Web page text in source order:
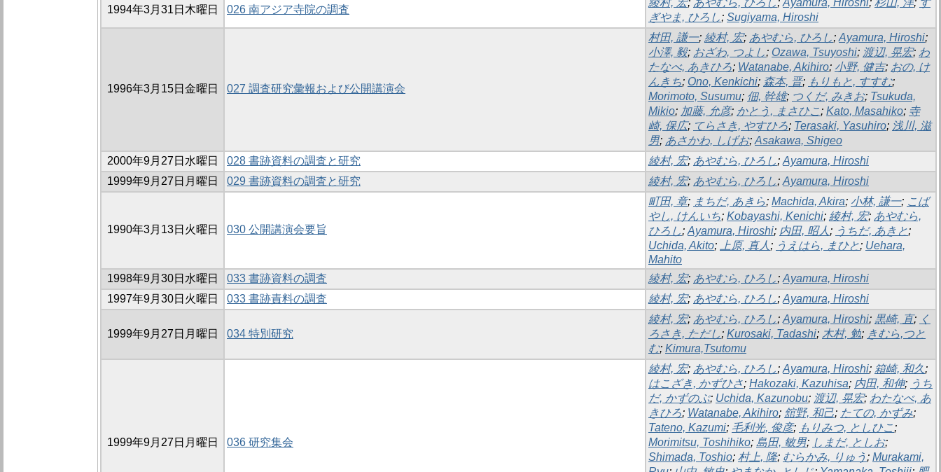
1994年3月31日木曜日 026 南アジア寺院の調査
綾村, 宏; あやむら, ひろし; Ayamura, Hiroshi; 杉山, 洋; す
ぎやま, ひろし; Sugiyama, Hiroshi
1996年3月15日金曜日 027 調査研究彙報および公開講演会
村田, 謙一; 綾村, 宏; あやむら, ひろし; Ayamura, Hiroshi;
小澤, 毅; おざわ, つよし; Ozawa, Tsuyoshi; 渡辺, 晃宏; わ
たなべ, あきひろ; Watanabe, Akihiro; 小野, 健吉; おの, け
んきち; Ono, Kenkichi; 森本, 晋; もりもと, すすむ;
Morimoto, Susumu; 佃, 幹雄; つくだ, みきお; Tsukuda,
Mikio; 加藤, 允彦; かとう, まさひこ; Kato, Masahiko; 寺
崎, 保広; てらさき, やすひろ; Terasaki, Yasuhiro; 浅川, 滋
男; あさかわ, しげお; Asakawa, Shigeo
2000年9月27日水曜日
028 書跡資料の調査と研究 綾村, 宏; あやむら, ひろし; Ayamura, Hiroshi
1999年9月27日月曜日
029 書跡資料の調査と研究 綾村, 宏; あやむら, ひろし; Ayamura, Hiroshi
1990年3月13日火曜日 030 公開講演会要旨
町田, 章; まちだ, あきら; Machida, Akira; 小林, 謙一; こば
やし, けんいち; Kobayashi, Kenichi; 綾村, 宏; あやむら,
ひろし; Ayamura, Hiroshi; 内田, 昭人 ; うちだ, あきと;
Uchida, Akito; 上原, 真人 ; うえはら, まひと; Uehara,
Mahito
1998年9月30日水曜日
033 書跡資料の調査 綾村, 宏; あやむら, ひろし; Ayamura, Hiroshi
1997年9月30日火曜日
033 書跡責料の調査 綾村, 宏; あやむら, ひろし; Ayamura, Hiroshi
1999年9月27日月曜日 034 特別研究
綾村, 宏; あやむら, ひろし; Ayamura, Hiroshi; 黒崎, 直; く
ろさき, ただし; Kurosaki, Tadashi; 木村, 勉; きむら,つと
む; Kimura,Tsutomu
1999年9月27日月曜日 036 研究集会
綾村, 宏; あやむら, ひろし; Ayamura, Hiroshi; 箱崎, 和久;
はこざき, かずひさ; Hakozaki, Kazuhisa; 内田, 和伸; うち
だ, かずのぶ; Uchida, Kazunobu; 渡辺, 晃宏; わたなべ, あ
きひろ; Watanabe, Akihiro; 舘野, 和己; たての, かずみ;
Tateno, Kazumi; 毛利光, 俊彦; もりみつ, としひこ;
Morimitsu, Toshihiko; 島田, 敏男; しまだ, としお;
Shimada, Toshio; 村上, 隆; むらかみ, りゅう ; Murakami,